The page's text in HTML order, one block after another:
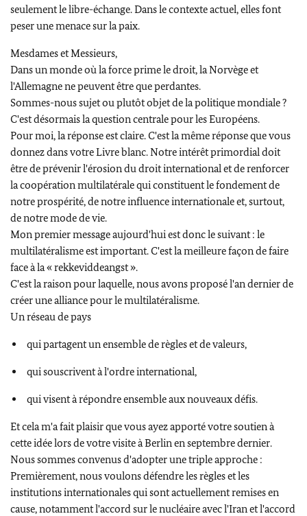
seulement le libre-échange. Dans le contexte actuel, elles font
peser une menace sur la paix.
Mesdames et Messieurs,
Dans un monde où la force prime le droit, la Norvège et
l'Allemagne ne peuvent être que perdantes.
Sommes-nous sujet ou plutôt objet de la politique mondiale ?
C'est désormais la question centrale pour les Européens.
Pour moi, la réponse est claire. C'est la même réponse que vous
donnez dans votre Livre blanc. Notre intérêt primordial doit
être de prévenir l'érosion du droit international et de renforcer
la coopération multilatérale qui constituent le fondement de
notre prospérité, de notre influence internationale et, surtout,
de notre mode de vie.
Mon premier message aujourd'hui est donc le suivant : le
multilatéralisme est important. C'est la meilleure façon de faire
face à la « rekkeviddeangst ».
C'est la raison pour laquelle, nous avons proposé l'an dernier de
créer une alliance pour le multilatéralisme.
Un réseau de pays
qui partagent un ensemble de règles et de valeurs,
qui souscrivent à l'ordre international,
qui visent à répondre ensemble aux nouveaux défis.
Et cela m'a fait plaisir que vous ayez apporté votre soutien à
cette idée lors de votre visite à Berlin en septembre dernier.
Nous sommes convenus d'adopter une triple approche :
Premièrement, nous voulons défendre les règles et les
institutions internationales qui sont actuellement remises en
cause, notamment l'accord sur le nucléaire avec l'Iran et l'accord